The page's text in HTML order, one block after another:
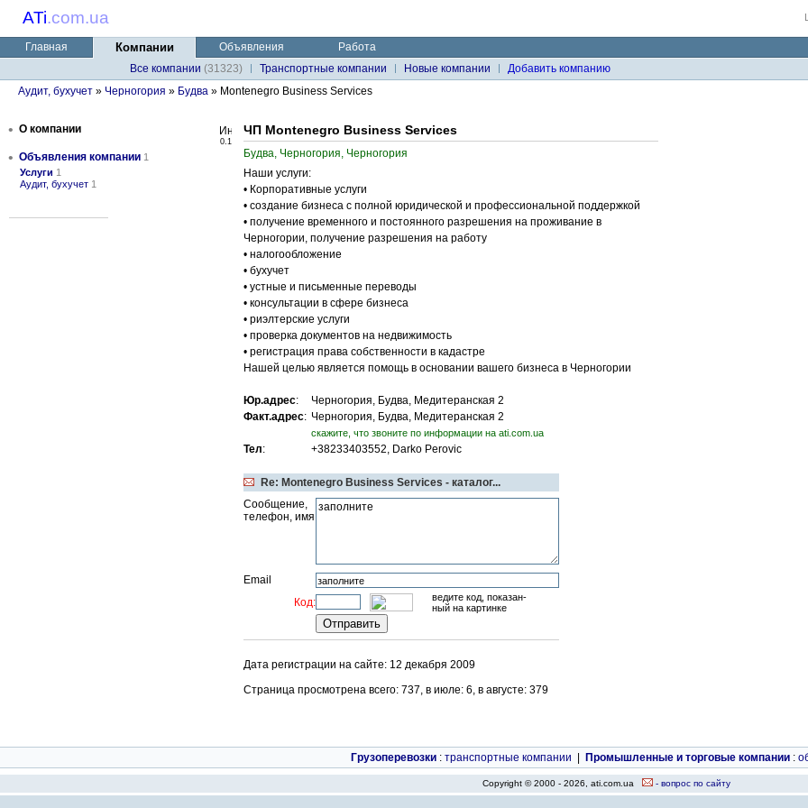
ATi.com.ua
Главная Компании Объявления
Работа
Все компании (31323) Транспортные компании Новые компании
Добавить компанию
Аудит, бухучет » Черногория » Будва » Montenegro Business Services
• О компании
• Объявления компании 1
Услуги 1
Аудит, бухучет 1
0.1
ЧП Montenegro Business Services
Будва, Черногория, Черногория
Наши услуги:
• Корпоративные услуги
• создание бизнеса с полной юридической и профессиональной поддержкой
• получение временного и постоянного разрешения на проживание в
Черногории, получение разрешения на работу
• налогообложение
• бухучет
• устные и письменные переводы
• консультации в сфере бизнеса
• риэлтерские услуги
• проверка документов на недвижимость
• регистрация права собственности в кадастре
Нашей целью является помощь в основании вашего бизнеса в Черногории
Юр.адрес:
Черногория, Будва, Медитеранская 2
Факт.адрес: Черногория, Будва, Медитеранская 2
cкажите, что звоните по информации на ati.com.ua
Тел: +38233403552, Darko Perovic
Re: Montenegro Business Services - каталог...
Сообщение,
телефон, имя
Email
Код:
ведите код, показан-
ный на картинке
Дата регистрации на сайте: 12 декабря 2009
Страница просмотрена всего: 737, в июле: 6, в августе: 379
Грузоперевозки : транспортные компании Промышленные и торговые компании :
Copyright © 2000 - 2026, ati.com.ua - вопрос по сайту